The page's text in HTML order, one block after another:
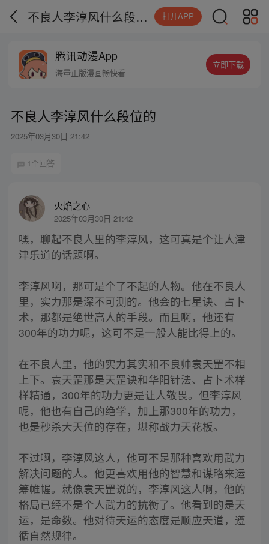
不良人李淳风什么段位的 打开APP
腾讯动漫App
海量正版漫画畅快看
立即下载
不良人李淳风什么段位的
2025年03月30日 21:42
1个回答
火焰之心
2025年03月30日 21:42
嘿，聊起不良人里的李淳风，这可真是个让人津
津乐道的话题啊。
李淳风啊，那可是个了不起的人物。他在不良人
里，实力那是深不可测的。他会的七星诀、占卜
术，那都是绝世高人的手段。而且啊，他还有
300年的功力呢，这可不是一般人能比得上的。
在不良人里，他的实力其实和不良帅袁天罡不相
上下。袁天罡那是天罡诀和华阳针法、占卜术样
样精通，300年的功力更是让人敬畏。但李淳风
呢，他也有自己的绝学，加上那300年的功力，
也是秒杀大天位的存在，堪称战力天花板。
不过啊，李淳风这人，他可不是那种喜欢用武力
解决问题的人。他更喜欢用他的智慧和谋略来运
筹帷幄。就像袁天罡说的，李淳风这人啊，他的
格局已经不是个人武力的抗衡了。他看到的是天
运，是命数。他对待天运的态度是顺应天道，遵
循自然规律。